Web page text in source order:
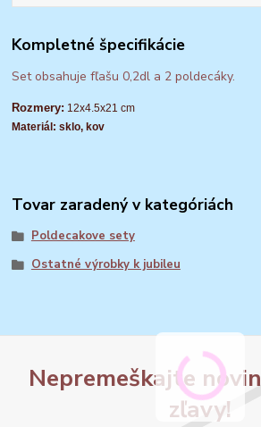
Kompletné špecifikácie
Set obsahuje fľašu 0,2dl a 2 poldecáky.
Rozmery: 12x4.5x21 cm
Materiál: sklo, kov
Tovar zaradený v kategóriách
Poldecakove sety
Ostatné výrobky k jubileu
Nepremeškajte
zľavy!